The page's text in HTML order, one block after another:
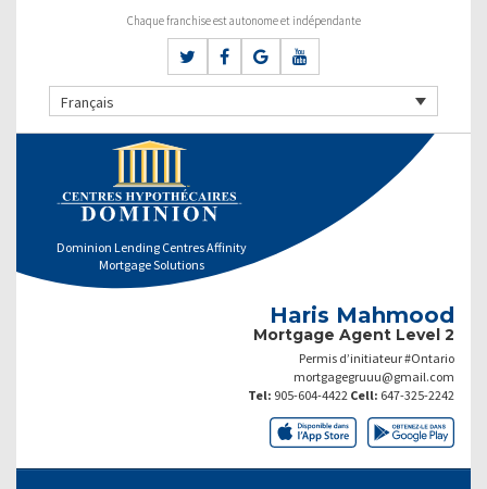
Chaque franchise est autonome et indépendante
Français
Dominion Lending Centres Affinity
Mortgage Solutions
Haris Mahmood
Mortgage Agent Level 2
Permis d’initiateur #Ontario
mortgagegruuu@gmail.com
Tel: 905-604-4422 Cell: 647-325-2242